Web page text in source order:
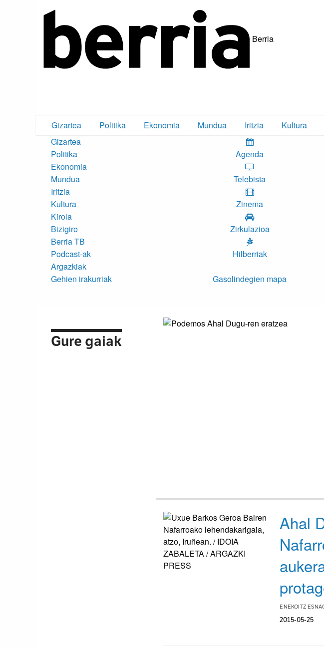
Berria
Gizartea Politika Ekonomia Mundua Iritzia Kultura
Gizartea
Politika
Ekonomia
Mundua
Iritzia
Kultura
Kirola
Bizigiro
Berria TB
Podcast-ak
Argazkiak
Gehien irakurriak
Agenda
Telebista
Zinema
Zirkulazioa
Hilberriak
Gasolindegien mapa
Gure gaiak
Ahal
ENEKOITZ
2015-05-25